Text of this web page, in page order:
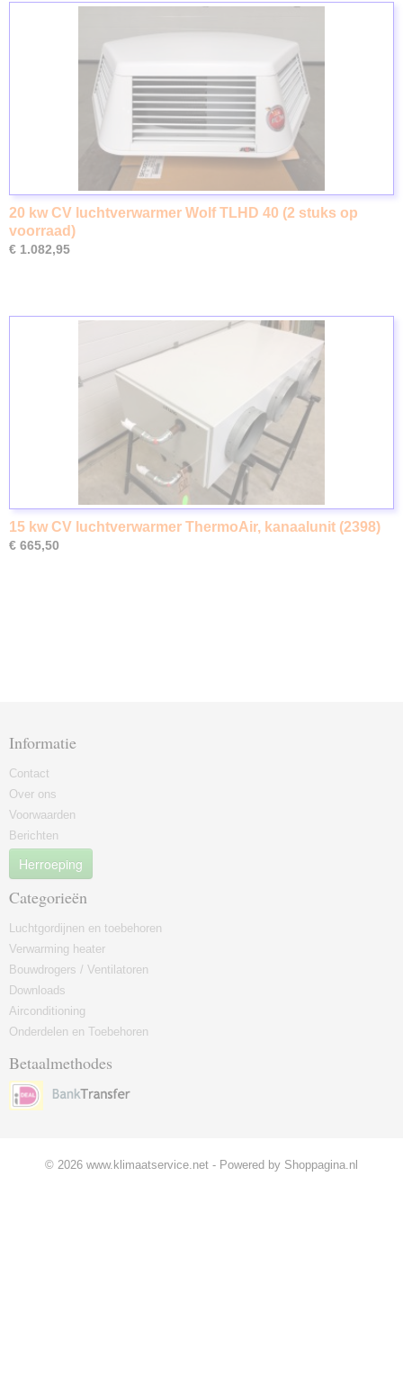
20 kw CV luchtverwarmer Wolf TLHD 40 (2 stuks op
voorraad)
€ 1.082,95
15 kw CV luchtverwarmer ThermoAir, kanaalunit (2398)
€ 665,50
Informatie
Contact
Over ons
Voorwaarden
Berichten
Herroeping
Categorieën
Luchtgordijnen en toebehoren
Verwarming heater
Bouwdrogers / Ventilatoren
Downloads
Airconditioning
Onderdelen en Toebehoren
Betaalmethodes
© 2026 www.klimaatservice.net - Powered by Shoppagina.nl